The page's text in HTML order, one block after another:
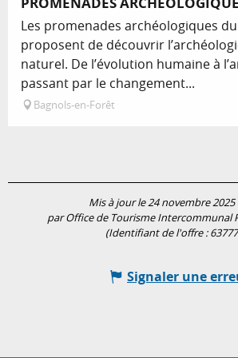
Les promenades archéologiques du
proposent de découvrir
naturel. De l’évolution humaine à
passant par le changement...
Bagnols-en-Forêt
Mis à jour le 24 novembre 2025
par Office de Tourisme Intercommunal
(Identifiant de l'offre :
Signaler une